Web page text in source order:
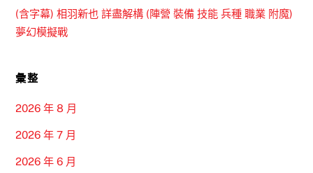
(含字幕) 相羽新也 詳盡解構 (陣營 裝備 技能 兵種 職業 附魔)
夢幻模擬戰
彙整
2026 年 8 月
2026 年 7 月
2026 年 6 月